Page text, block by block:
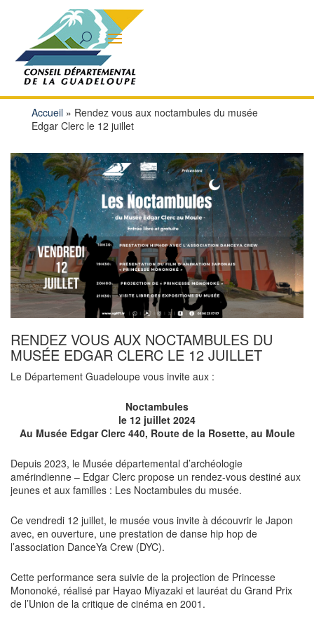
Accueil» Rendez vous aux noctambules du musée
Edgar Clerc le 12 juillet
RENDEZ VOUS AUX NOCTAMBULES DU
MUSÉE EDGAR CLERC LE 12 JUILLET
Le Département Guadeloupe vous invite aux :
Noctambules
le 12 juillet 2024
Au Musée Edgar Clerc 440, Route de la Rosette, au Moule
Depuis 2023, le Musée départemental d’archéologie
amérindienne – Edgar Clerc propose un rendez-vous destiné aux
jeunes et aux familles : Les Noctambules du musée.
Ce vendredi 12 juillet, le musée vous invite à découvrir le Japon
avec, en ouverture, une prestation de danse hip hop de
l’association DanceYa Crew (DYC).
Cette performance sera suivie de la projection de Princesse
Mononoké, réalisé par Hayao Miyazaki et lauréat du Grand Prix
de l’Union de la critique de cinéma en 2001.